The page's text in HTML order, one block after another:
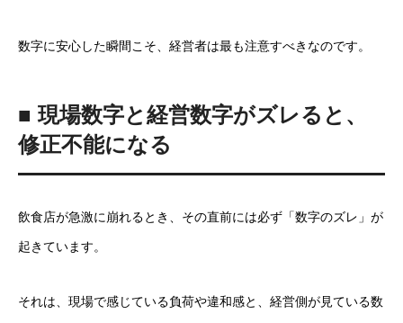
数字に安心した瞬間こそ、経営者は最も注意すべきなのです。
■ 現場数字と経営数字がズレると、
修正不能になる
飲食店が急激に崩れるとき、その直前には必ず「数字のズレ」が
起きています。
それは、現場で感じている負荷や違和感と、経営側が見ている数